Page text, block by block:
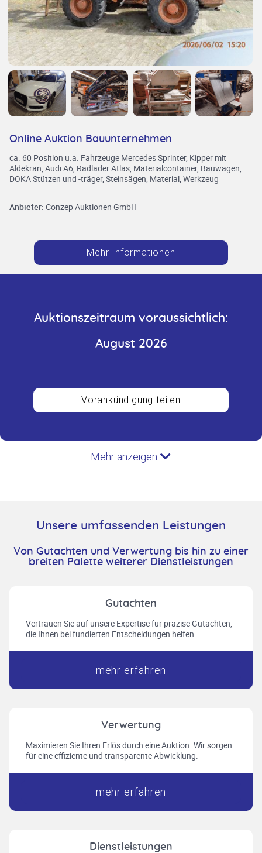
Online Auktion Bauunternehmen
ca. 60 Position u.a. Fahrzeuge Mercedes Sprinter, Kipper mit
Aldekran, Audi A6, Radlader Atlas, Materialcontainer, Bauwagen,
DOKA Stützen und -träger, Steinsägen, Material, Werkzeug
Anbieter: Conzep Auktionen GmbH
Mehr Informationen
Auktionszeitraum voraussichtlich:
August 2026
Vorankündigung teilen
Mehr anzeigen
Unsere umfassenden Leistungen
Von Gutachten und Verwertung bis hin zu einer
breiten Palette weiterer Dienstleistungen
Gutachten
Vertrauen Sie auf unsere Expertise für präzise Gutachten,
die Ihnen bei fundierten Entscheidungen helfen.
mehr erfahren
Verwertung
Maximieren Sie Ihren Erlös durch eine Auktion. Wir sorgen
für eine effiziente und transparente Abwicklung.
mehr erfahren
Dienstleistungen